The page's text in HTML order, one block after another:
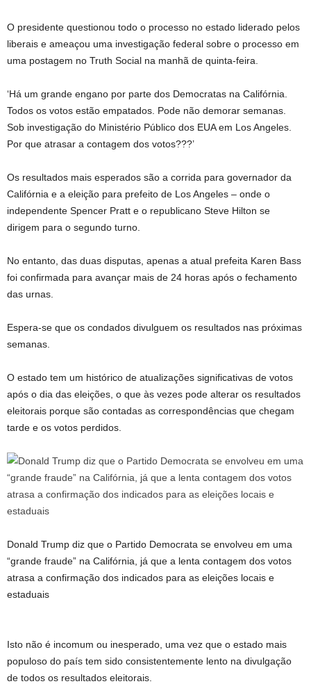
O presidente questionou todo o processo no estado liderado pelos
liberais e ameaçou uma investigação federal sobre o processo em
uma postagem no Truth Social na manhã de quinta-feira.
‘Há um grande engano por parte dos Democratas na Califórnia.
Todos os votos estão empatados. Pode não demorar semanas.
Sob investigação do Ministério Público dos EUA em Los Angeles.
Por que atrasar a contagem dos votos???’
Os resultados mais esperados são a corrida para governador da
Califórnia e a eleição para prefeito de Los Angeles – onde o
independente Spencer Pratt e o republicano Steve Hilton se
dirigem para o segundo turno.
No entanto, das duas disputas, apenas a atual prefeita Karen Bass
foi confirmada para avançar mais de 24 horas após o fechamento
das urnas.
Espera-se que os condados divulguem os resultados nas próximas
semanas.
O estado tem um histórico de atualizações significativas de votos
após o dia das eleições, o que às vezes pode alterar os resultados
eleitorais porque são contadas as correspondências que chegam
tarde e os votos perdidos.
Donald Trump diz que o Partido Democrata se envolveu em uma
“grande fraude” na Califórnia, já que a lenta contagem dos votos
atrasa a confirmação dos indicados para as eleições locais e
estaduais
Isto não é incomum ou inesperado, uma vez que o estado mais
populoso do país tem sido consistentemente lento na divulgação
de todos os resultados eleitorais.